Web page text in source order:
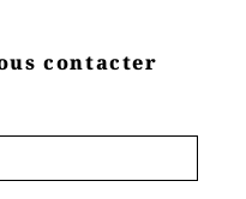
contacter